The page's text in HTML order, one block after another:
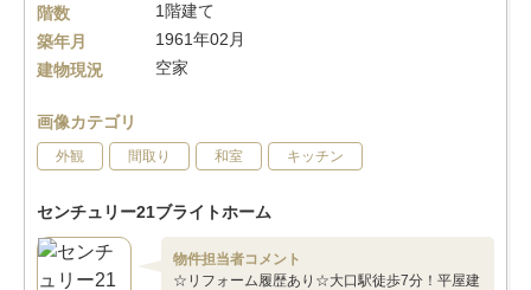
階数
1階建て
築年月
1961年02月
建物現況
空家
画像カテゴリ
外観 間取り 和室 キッチン
センチュリー21ブライトホーム
物件担当者コメント
☆リフォーム履歴あり☆大口駅徒歩7分！平屋建